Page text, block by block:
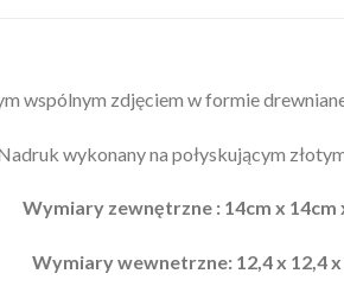
wspólnym zdjęciem w formie
wykonany na połyskującym
Wymiary zewnętrzne : 14cm x 14cm
Wymiary wewnetrzne: 12,4 x 12,4 x